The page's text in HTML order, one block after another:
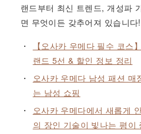
랜드부터 최신 트렌드, 개성파
면 무엇이든 갖추어져 있습니다!
【오사카 우메다 필수 코스
랜드 5선 & 할인 정보 정리
오사카 우메다 남성 패션
는 남성 쇼핑
오사카 우메다에서 새롭게
의 장인 기술이 빛나는 평이